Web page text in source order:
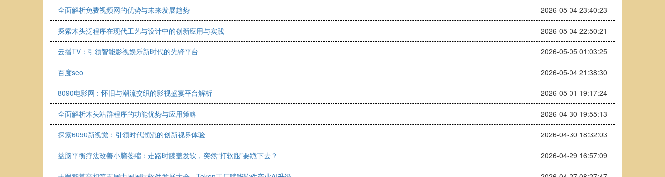
全面解析免费视频网的优势与未来发展趋势 2026-05-04 23:40:23
探索木头泛程序在现代工艺与设计中的创新应用与实践 2026-05-04 22:50:21
云播TV：引领智能影视娱乐新时代的先锋平台 2026-05-05 01:03:25
百度seo 2026-05-04 21:38:30
8090电影网：怀旧与潮流交织的影视盛宴平台解析 2026-05-01 19:17:24
全面解析木头站群程序的功能优势与应用策略 2026-04-30 19:55:13
探索6090新视觉：引领时代潮流的创新视界体验 2026-04-30 18:32:03
益脑平衡疗法改善小脑萎缩：走路时膝盖发软，突然“打软腿”要跪下去？ 2026-04-29 16:57:09